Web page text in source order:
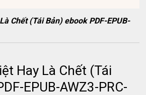
Chết (Tái Bản) ebook PDF-EPUB-
Hay Là Chết (Tái
EPUB-AWZ3-PRC-